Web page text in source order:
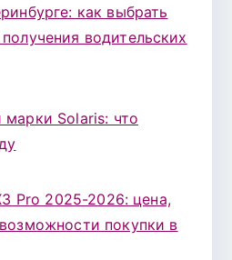
как выбрать
водительских
Solaris: что
Pro 2025-2026: цена,
покупки в